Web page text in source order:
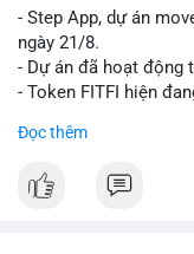
Lời khuyên cho nhà
dịch này. Nếu BTC
là tín hiệu tích cực
- Step App, dự án
ngày 21/8.
- Dự án đã hoạt động
- Token FITFI hiện
Đọc thêm